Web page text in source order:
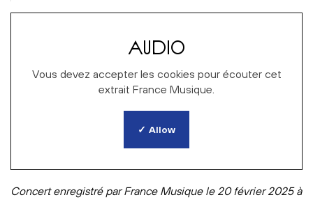
AUDIO
Vous devez accepter les cookies pour écouter cet
extrait France Musique.
✓ Allow
Concert enregistré par France Musique le 20 février 2025 à